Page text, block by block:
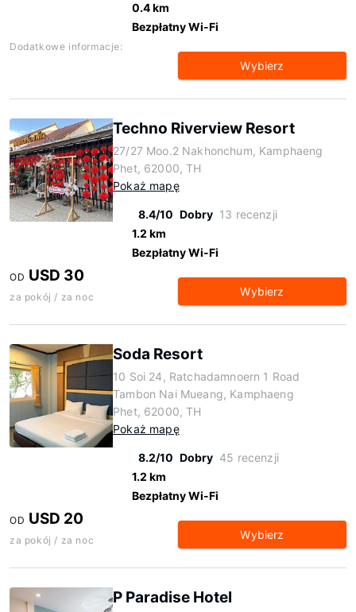
0.4 km
Bezpłatny Wi-Fi
Dodatkowe informacje:
Wybierz
Techno Riverview Resort
27/27 Moo.2 Nakhonchum, Kamphaeng
Phet, 62000, TH
Pokaż mapę
8.4/10 Dobry 13 recenzji
1.2 km
Bezpłatny Wi-Fi
OD USD 30
za pokój / za noc Wybierz
Soda Resort
10 Soi 24, Ratchadamnoern 1 Road
Tambon Nai Mueang, Kamphaeng
Phet, 62000, TH
Pokaż mapę
8.2/10 Dobry 45 recenzji
1.2 km
Bezpłatny Wi-Fi
OD USD 20
za pokój / za noc Wybierz
P Paradise Hotel